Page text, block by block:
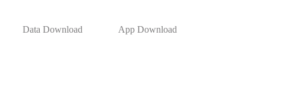
Data Download App Download